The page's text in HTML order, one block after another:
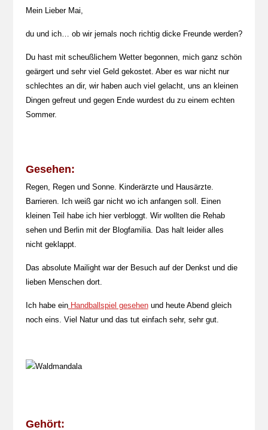
Mein Lieber Mai,
du und ich… ob wir jemals noch richtig dicke Freunde werden?
Du hast mit scheußlichem Wetter begonnen, mich ganz schön
geärgert und sehr viel Geld gekostet. Aber es war nicht nur
schlechtes an dir, wir haben auch viel gelacht, uns an kleinen
Dingen gefreut und gegen Ende wurdest du zu einem echten
Sommer.
Gesehen:
Regen, Regen und Sonne. Kinderärzte und Hausärzte.
Barrieren. Ich weiß gar nicht wo ich anfangen soll. Einen
kleinen Teil habe ich hier verbloggt. Wir wollten die Rehab
sehen und Berlin mit der Blogfamilia. Das halt leider alles
nicht geklappt.
Das absolute Mailight war der Besuch auf der Denkst und die
lieben Menschen dort.
Ich habe einHandballspiel gesehenund heute Abend gleich
noch eins. Viel Natur und das tut einfach sehr, sehr gut.
Gehört: